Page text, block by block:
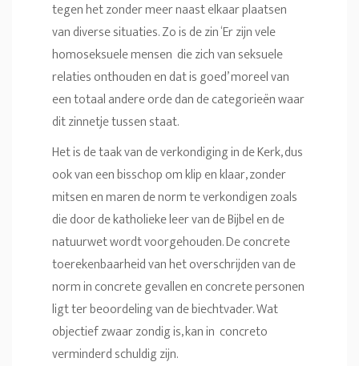
tegen het zonder meer naast elkaar plaatsen
van diverse situaties. Zo is de zin ‘Er zijn vele
homoseksuele mensen die zich van seksuele
relaties onthouden en dat is goed’ moreel van
een totaal andere orde dan de categorieën waar
dit zinnetje tussen staat.
Het is de taak van de verkondiging in de Kerk, dus
ook van een bisschop om klip en klaar, zonder
mitsen en maren de norm te verkondigen zoals
die door de katholieke leer van de Bijbel en de
natuurwet wordt voorgehouden. De concrete
toerekenbaarheid van het overschrijden van de
norm in concrete gevallen en concrete personen
ligt ter beoordeling van de biechtvader. Wat
objectief zwaar zondig is, kan in concreto
verminderd schuldig zijn.